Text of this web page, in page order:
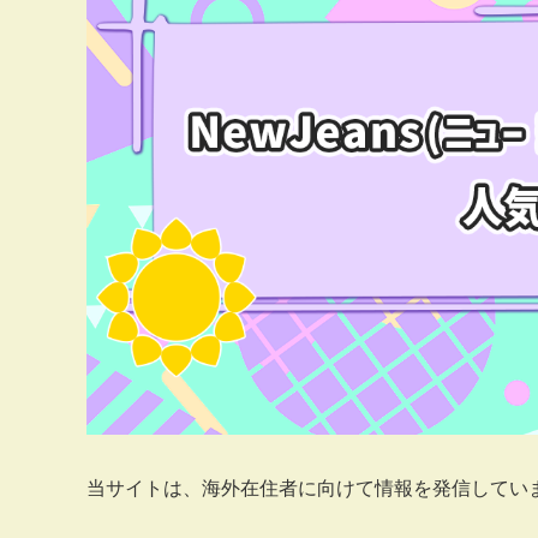
当サイトは、海外在住者に向けて情報を発信してい